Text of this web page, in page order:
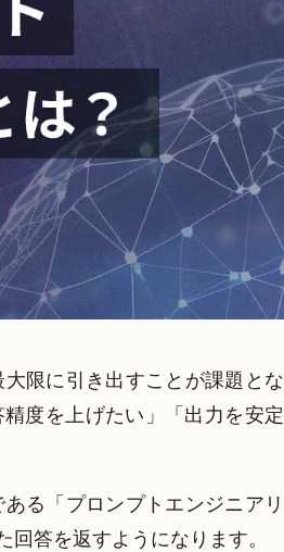
限に引き出すことが課題とな
度を上げたい」「出力を安定
る「プロンプトエンジニアリ
答を返すようになります。